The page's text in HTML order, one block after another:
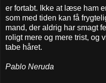
er fortabt. Ikke at læse ham
som med tiden kan få
mand, der aldrig har smagt
roligt mere og mere trist, og
tabe håret.
Pablo Neruda